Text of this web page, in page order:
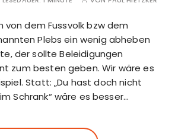
von dem Fussvolk bzw dem
Plebs ein wenig abheben
der sollte Beleidigungen
zum besten geben. Wir wäre es
Statt: „Du hast doch nicht
Schrank“ wäre es besser…